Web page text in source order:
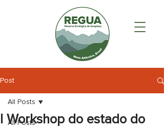
Post
All Posts
All Posts
I Workshop do estado do